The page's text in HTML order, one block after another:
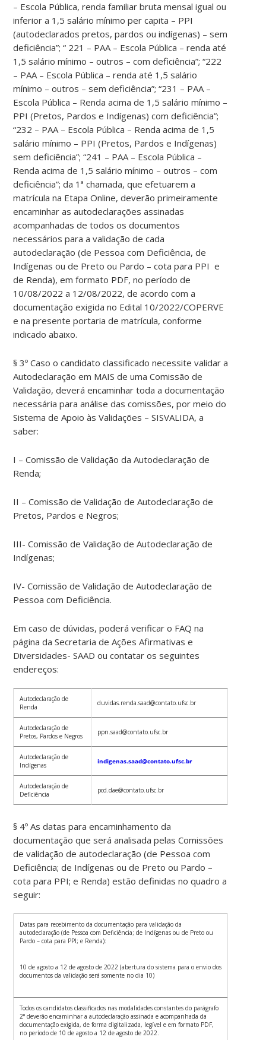
– Escola Pública, renda familiar bruta mensal igual ou
inferior a 1,5 salário mínimo per capita – PPI
(autodeclarados pretos, pardos ou indígenas) – sem
deficiência”; “ 221 – PAA – Escola Pública – renda até
1,5 salário mínimo – outros – com deficiência”; “222
– PAA – Escola Pública – renda até 1,5 salário
mínimo – outros – sem deficiência”; “231 – PAA –
Escola Pública – Renda acima de 1,5 salário mínimo –
PPI (Pretos, Pardos e Indígenas) com deficiência”;
“232 – PAA – Escola Pública – Renda acima de 1,5
salário mínimo – PPI (Pretos, Pardos e Indígenas)
sem deficiência”; “241 – PAA – Escola Pública –
Renda acima de 1,5 salário mínimo – outros – com
deficiência”; da 1ª chamada, que efetuarem a
matrícula na Etapa Online, deverão primeiramente
encaminhar as autodeclarações assinadas
acompanhadas de todos os documentos
necessários para a validação de cada
autodeclaração (de Pessoa com Deficiência, de
Indígenas ou de Preto ou Pardo – cota para PPI e
de Renda), em formato PDF, no período de
10/08/2022 a 12/08/2022, de acordo com a
documentação exigida no Edital 10/2022/COPERVE
e na presente portaria de matrícula, conforme
indicado abaixo.
§ 3º Caso o candidato classificado necessite validar a
Autodeclaração em MAIS de uma Comissão de
Validação, deverá encaminhar toda a documentação
necessária para análise das comissões, por meio do
Sistema de Apoio às Validações – SISVALIDA, a
saber:
I – Comissão de Validação da Autodeclaração de
Renda;
II – Comissão de Validação de Autodeclaração de
Pretos, Pardos e Negros;
III- Comissão de Validação de Autodeclaração de
Indígenas;
IV- Comissão de Validação de Autodeclaração de
Pessoa com Deficiência.
Em caso de dúvidas, poderá verificar o FAQ na
página da Secretaria de Ações Afirmativas e
Diversidades- SAAD ou contatar os seguintes
endereços:
Autodeclaração de
Renda
duvidas.renda.saad@contato.ufsc.br
Autodeclaração de
Pretos, Pardos e Negros
ppn.saad@contato.ufsc.br
Autodeclaração de
Indígenas
indigenas.saad@contato.ufsc.br
Autodeclaração de
Deficiência
pcd.dae@contato.ufsc.br
§ 4º As datas para encaminhamento da
documentação que será analisada pelas Comissões
de validação de autodeclaração (de Pessoa com
Deficiência; de Indígenas ou de Preto ou Pardo –
cota para PPI; e Renda) estão definidas no quadro a
seguir:
Datas para recebimento da documentação para validação da
autodeclaração (de Pessoa com Deficiência; de Indígenas ou de Preto ou
Pardo – cota para PPI; e Renda):
10 de agosto a 12 de agosto de 2022 (abertura do sistema para o envio dos
documentos da validação será somente no dia 10)
Todos os candidatos classificados nas modalidades constantes do parágrafo
2° deverão encaminhar a autodeclaração assinada e acompanhada da
documentação exigida, de forma digitalizada, legível e em formato PDF,
no período de 10 de agosto a 12 de agosto de 2022.